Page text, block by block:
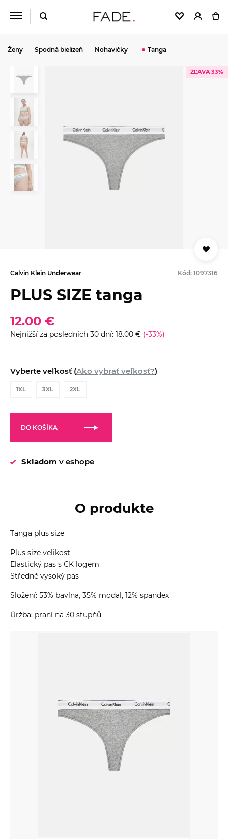
Ženy Spodná bielizeň Nohavičky Tanga
ZĽAVA 33%
Calvin Klein Underwear Kód: 1097316
PLUS SIZE tanga
12.00 €
Nejnižší za posledních 30 dní: 18.00 € (-33%)
Vyberte veľkosť (Ako vybrať veľkosť?)
1XL 3XL 2XL
DO KOŠÍKA
Skladom v eshope
O produkte
Tanga plus size
Plus size velikost
Elastický pas s CK logem
Středně vysoký pas
Složení: 53% bavlna, 35% modal, 12% spandex
Úržba: praní na 30 stupňů